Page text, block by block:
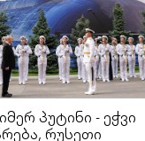
პუტინი - ეჭვი
რუსეთი